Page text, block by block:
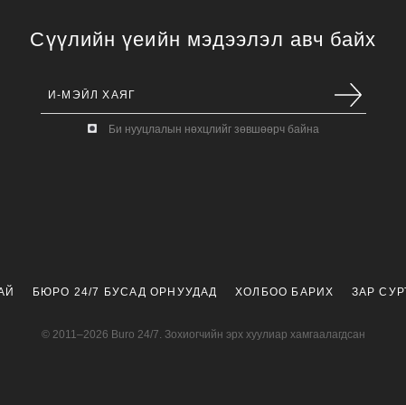
Сүүлийн үеийн мэдээлэл авч байх
Би нууцлалын нөхцлийг зөвшөөрч байна
БЮРО 24/7 БУСАД ОРНУУДАД ХОЛБОО БАРИХ ЗАР
© 2011–2026 Buro 24/7. Зохиогчийн эрх хуулиар хамгаалагдсан